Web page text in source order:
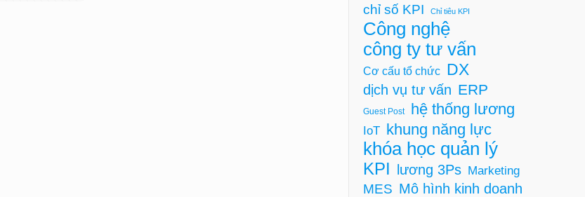
chỉ số KPI Chỉ tiêu KPI
Công nghệ
công ty tư vấn
Cơ cấu tổ chức DX
dịch vụ tư vấn ERP
Guest Post hệ thống lương
IoT khung năng lực
khóa học quản lý
KPI lương 3Ps Marketing
MES Mô hình kinh doanh